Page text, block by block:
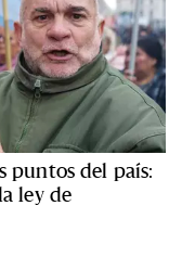
puntos del país:
ley de